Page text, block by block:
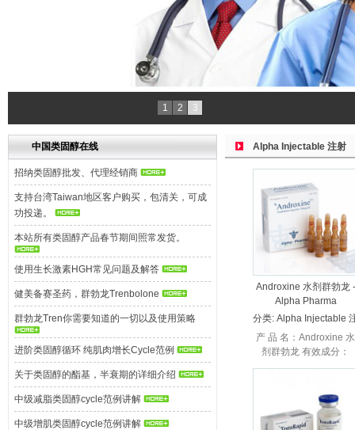
1 2 3
中国类固醇在线
招纳类固醇批发、代理经销商
支持台湾Taiwan地区客户购买，包清关，可成
功投递。
本站所有类固醇产品春节期间照常发货。
使用生长激素HGH常见问题及解答
健美备赛圣药，群勃龙Trenbolone
群勃龙Tren你需要知道的一切以及使用策略
进阶类固醇循环 纯肌肉增长Cycle范例
关于类固醇的酯基，半衰期的详细介绍
中级减脂类固醇cycle范例讲解
中级增肌类固醇cycle范例讲解
Alpha Injectable 注射
Androxine 水剂群勃龙 -
Alpha Pharma
分类: Alpha Injectable
射
产 品 名：Androxine 水
剂群勃龙 有效成分：
Trenbolone Aq
Alpha Pharma 阿尔...